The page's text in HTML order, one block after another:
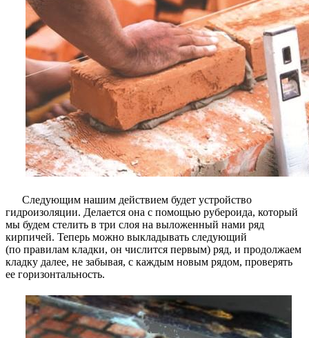
Следующим нашим действием будет устройство
гидроизоляции. Делается она с помощью рубероида, который
мы будем стелить в три слоя на выложенный нами ряд
кирпичей. Теперь можно выкладывать следующий
(по правилам кладки, он числится первым) ряд, и продолжаем
кладку далее, не забывая, с каждым новым рядом, проверять
ее горизонтальность.